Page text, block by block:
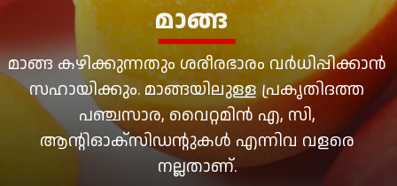
മാങ്ങ കഴിക്കുന്നതും ശരീരഭാരം വര്‍ധിപ്പിക്കാന്‍
സഹായിക്കും. മാങ്ങയിലുള്ള പ്രകൃതിദത്ത
പഞ്ചസാര, വൈറ്റമിന്‍ എ, സി,
ആന്റിഓക്‌സിഡന്റുകള്‍ എന്നിവ വളരെ
നല്ലതാണ്.
മാങ്ങ